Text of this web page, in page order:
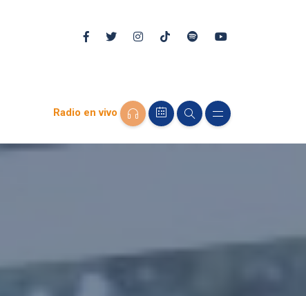
Radio en vivo